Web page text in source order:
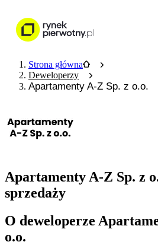
Strona główna
Deweloperzy
Apartamenty A-Z Sp. z o.o.
Apartamenty A-Z Sp. z
sprzedaży
O deweloperze
o.o.